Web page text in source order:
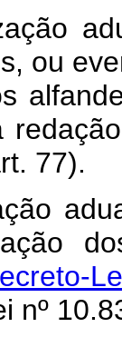
ou
77).
nº